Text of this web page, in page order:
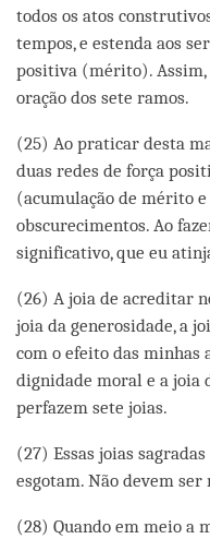
todos os atos
tempos, e estenda aos
positiva (mérito). Assim,
oração dos sete ramos.
(25) Ao praticar desta
duas redes de força
(acumulação de mérito
obscurecimentos. Ao
significativo, que eu
(26) A joia de acreditar
joia da generosidade, a
com o efeito das minhas
dignidade moral e a joia
perfazem sete joias.
(27) Essas joias
esgotam. Não devem
(28) Quando em meio a